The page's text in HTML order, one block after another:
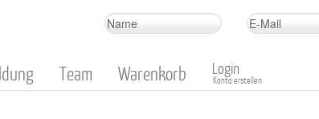
Team Warenkorb Login
Konto erstellen